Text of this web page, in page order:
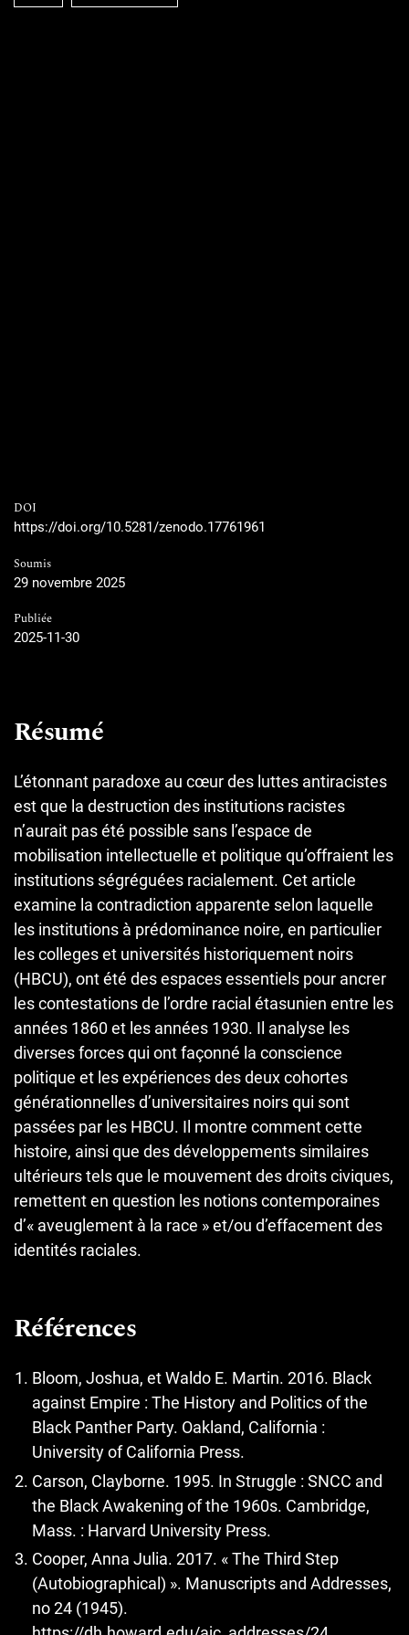
DOI
https://doi.org/10.5281/zenodo.17761961
Soumis
29 novembre 2025
Publiée
2025-11-30
Résumé
L’étonnant paradoxe au cœur des luttes antiracistes
est que la destruction des institutions racistes
n’aurait pas été possible sans l’espace de
mobilisation intellectuelle et politique qu’offraient les
institutions ségréguées racialement. Cet article
examine la contradiction apparente selon laquelle
les institutions à prédominance noire, en particulier
les colleges et universités historiquement noirs
(HBCU), ont été des espaces essentiels pour ancrer
les contestations de l’ordre racial étasunien entre les
années 1860 et les années 1930. Il analyse les
diverses forces qui ont façonné la conscience
politique et les expériences des deux cohortes
générationnelles d’universitaires noirs qui sont
passées par les HBCU. Il montre comment cette
histoire, ainsi que des développements similaires
ultérieurs tels que le mouvement des droits civiques,
remettent en question les notions contemporaines
d’« aveuglement à la race » et/ou d’effacement des
identités raciales.
Références
Bloom, Joshua, et Waldo E. Martin. 2016. Black
against Empire : The History and Politics of the
Black Panther Party. Oakland, California :
University of California Press.
Carson, Clayborne. 1995. In Struggle : SNCC and
the Black Awakening of the 1960s. Cambridge,
Mass. : Harvard University Press.
Cooper, Anna Julia. 2017. « The Third Step
(Autobiographical) ». Manuscripts and Addresses,
no 24 (1945).